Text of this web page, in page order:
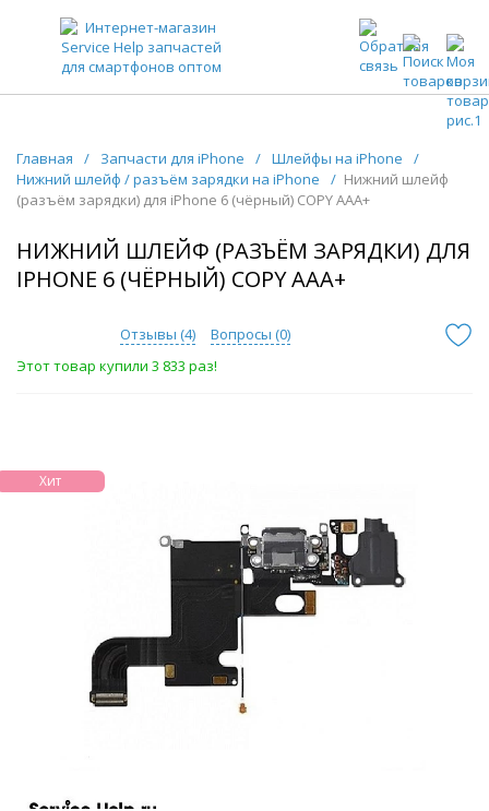
ЗАПЧАСТИ ДЛЯ ТЕЛЕФОНОВ ОПТОМ
Главная / Запчасти для iPhone / Шлейфы на iPhone
/
Нижний шлейф / разъём зарядки на iPhone
/ Нижний шлейф
(разъём зарядки) для iPhone 6 (чёрный) COPY AAA+
НИЖНИЙ ШЛЕЙФ (РАЗЪЁМ ЗАРЯДКИ) ДЛЯ
IPHONE 6 (ЧЁРНЫЙ) COPY AAA+
Отзывы (4) Вопросы (0)
Этот товар купили 3 833 раз!
Хит